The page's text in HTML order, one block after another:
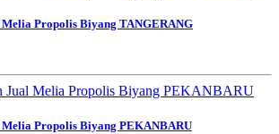
Melia Propolis Biyang TANGERANG
Melia Propolis Biyang PEKANBARU